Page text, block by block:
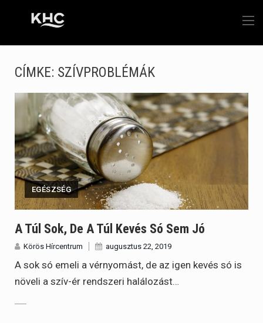
CÍMKE: SZÍVPROBLÉMÁK
EGÉSZSÉG
A Túl Sok, De A Túl Kevés Só Sem Jó
Körös Hírcentrum augusztus 22, 2019
A sok só emeli a vérnyomást, de az igen kevés só is
növeli a szív-ér rendszeri halálozást…